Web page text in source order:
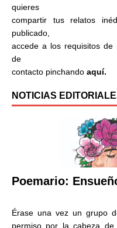
quieres
compartir tus relatos
publicado,
accede a los requisitos de
de
contacto pinchando aquí.
NOTICIAS
Poemario:
Érase una vez un grupo
permiso por la cabeza